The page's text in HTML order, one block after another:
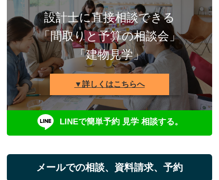
設計士に直接相談できる
「間取りと予算の相談会」
「建物見学」
▼詳しくはこちらへ
LINEで簡単予約 見学 相談する。
メールでの相談、資料請求、予約